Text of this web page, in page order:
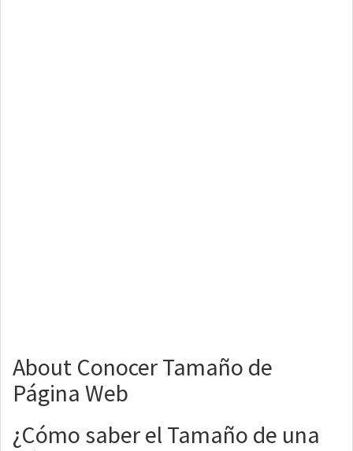
About Conocer Tamaño de
Página Web
¿Cómo saber el Tamaño de una